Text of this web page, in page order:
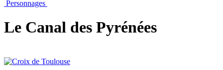
Personnages
Le Canal des Pyrénées